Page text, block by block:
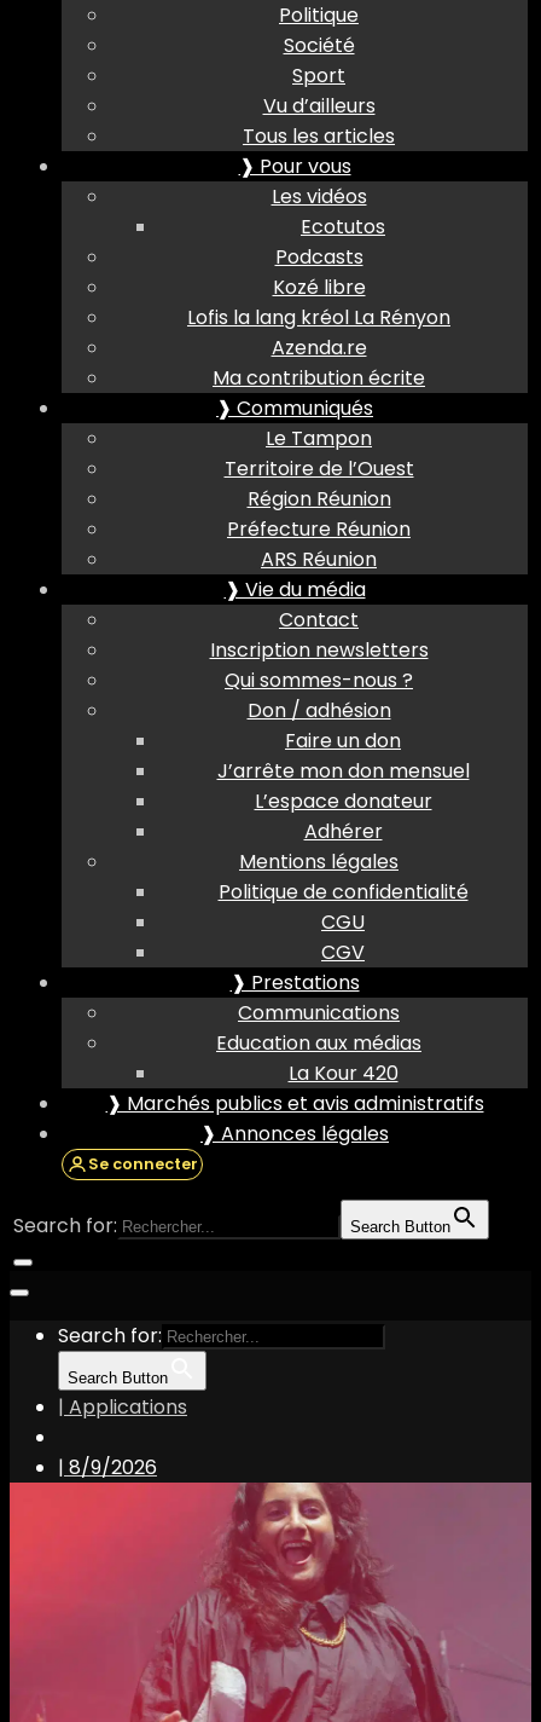
Politique
Société
Sport
Vu d’ailleurs
Tous les articles
❱ Pour vous
Les vidéos
Ecotutos
Podcasts
Kozé libre
Lofis la lang kréol La Rényon
Azenda.re
Ma contribution écrite
❱ Communiqués
Le Tampon
Territoire de l’Ouest
Région Réunion
Préfecture Réunion
ARS Réunion
❱ Vie du média
Contact
Inscription newsletters
Qui sommes-nous ?
Don / adhésion
Faire un don
J’arrête mon don mensuel
L’espace donateur
Adhérer
Mentions légales
Politique de confidentialité
CGU
CGV
❱ Prestations
Communications
Education aux médias
La Kour 420
❱ Marchés publics et avis administratifs
❱ Annonces légales
Se connecter
Search for: Search Button
Search for:
Search Button
| Applications
| 8/9/2026